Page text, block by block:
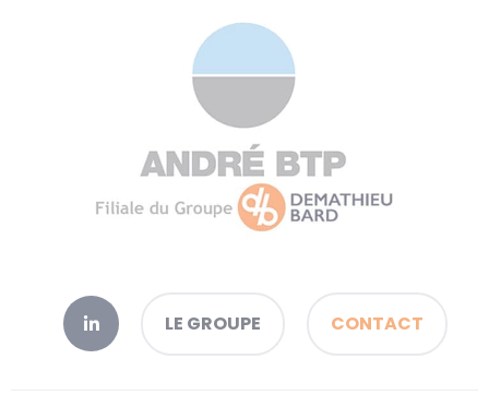
LE GROUPE CONTACT